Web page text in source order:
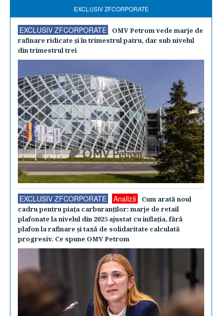
EXCLUSIV ZFCORPORATE
EXCLUSIV ZFCORPORATE
OMV Petrom vede marje de
rafinare ridicate şi în trimestrul patru, dar sub nivelul
din trimestrul trei
EXCLUSIV ZFCORPORATE Analiză
Cum arată noul
cadru pentru piaţa carburanţilor: marje de retail
plafonate la nivelul din 2025 ajustat cu inflaţia, fără
plafon la rafinare şi taxă de solidaritate calculată
progresiv. Ce spune OMV Petrom